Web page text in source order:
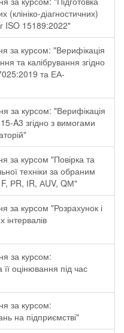
(клініко-діагностичних)
ISO 15189:2022"
за курсом: "Верифікація
та калібрування згідно
та ЕА-
за курсом: "Верифікація
A3 згідно з вимогами
за курсом "Повірка та
техніки за обраним
РR, ІR, АUV, QМ"
за курсом "Розрахунок і
інтервалів
за курсом:
оцінювання під час
за курсом:
на підприємстві"